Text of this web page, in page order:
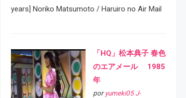
years] Noriko Matsumoto / Haruiro no Air Mail
「HQ」松本典子 春色
のエアメール 1985
年
por yumeki05 J-